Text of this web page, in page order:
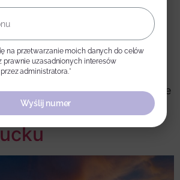
pałacowego “Jan III
jednak w połowie XIX
von Below w
malowniczo położona
wszelkiego typu zajęciami
organizowane są także
imprezy.
na przetwarzanie moich danych do celów
prawnie uzasadnionych interesów
administratora.*
Wyślij numer